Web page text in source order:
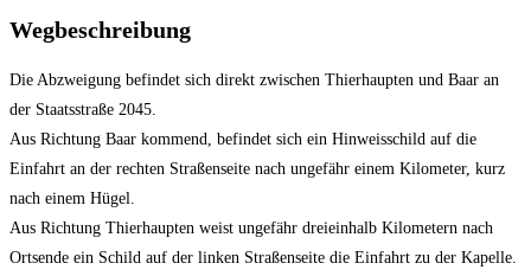
Wegbeschreibung
Die Abzweigung befindet sich direkt zwischen Thierhaupten und Baar an
der Staatsstraße 2045.
Aus Richtung Baar kommend, befindet sich ein Hinweisschild auf die
Einfahrt an der rechten Straßenseite nach ungefähr einem Kilometer, kurz
nach einem Hügel.
Aus Richtung Thierhaupten weist ungefähr dreieinhalb Kilometern nach
Ortsende ein Schild auf der linken Straßenseite die Einfahrt zu der Kapelle.